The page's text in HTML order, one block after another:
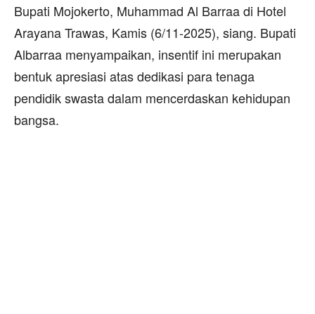
Bupati Mojokerto, Muhammad Al Barraa di Hotel
Arayana Trawas, Kamis (6/11-2025), siang. Bupati
Albarraa menyampaikan, insentif ini merupakan
bentuk apresiasi atas dedikasi para tenaga
pendidik swasta dalam mencerdaskan kehidupan
bangsa.